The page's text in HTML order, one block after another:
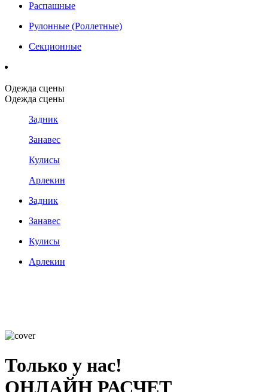
Распашные
Рулонные (Роллетные)
Секционные
Одежда сцены
Одежда сцены
Задник
Занавес
Кулисы
Арлекин
Задник
Занавес
Кулисы
Арлекин
Только у нас!
ОНЛАЙН РАСЧЕТ